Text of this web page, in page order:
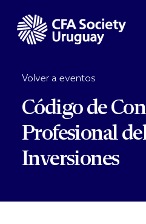
Volver a eventos
Código de
Profesional
Inversiones